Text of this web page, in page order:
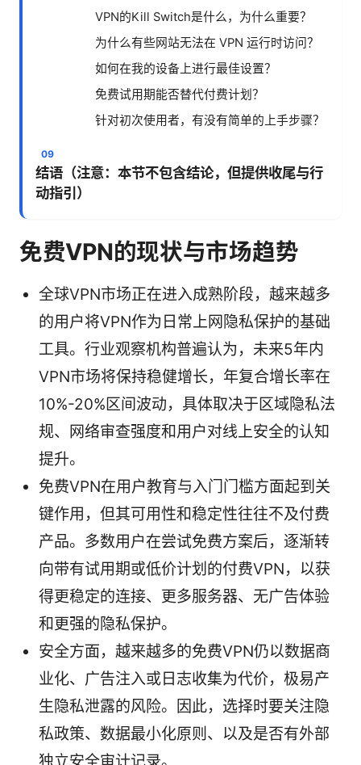
VPN的Kill Switch是什么，为什么重要？
为什么有些网站无法在 VPN 运行时访问？
如何在我的设备上进行最佳设置？
免费试用期能否替代付费计划？
针对初次使用者，有没有简单的上手步骤？
结语（注意：本节不包含结论，但提供收尾与行
动指引）
免费VPN的现状与市场趋势
全球VPN市场正在进入成熟阶段，越来越多
的用户将VPN作为日常上网隐私保护的基础
工具。行业观察机构普遍认为，未来5年内
VPN市场将保持稳健增长，年复合增长率在
10%-20%区间波动，具体取决于区域隐私法
规、网络审查强度和用户对线上安全的认知
提升。
免费VPN在用户教育与入门门槛方面起到关
键作用，但其可用性和稳定性往往不及付费
产品。多数用户在尝试免费方案后，逐渐转
向带有试用期或低价计划的付费VPN，以获
得更稳定的连接、更多服务器、无广告体验
和更强的隐私保护。
安全方面，越来越多的免费VPN仍以数据商
业化、广告注入或日志收集为代价，极易产
生隐私泄露的风险。因此，选择时要关注隐
私政策、数据最小化原则、以及是否有外部
独立安全审计记录。